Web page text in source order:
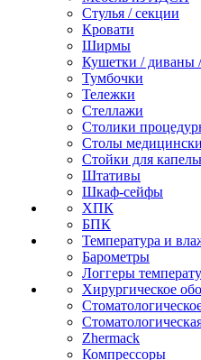
Стулья / секции
Кровати
Ширмы
Кушетки / диваны
Тумбочки
Тележки
Стеллажи
Столики
Столы
Стойки для
Штативы
Шкаф-сейфы
ХПК
БПК
Температура и
Барометры
Логгеры
Хирургическое
Zhermack
Компрессоры